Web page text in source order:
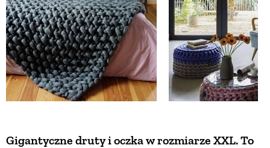
Gigantyczne druty i oczka w rozmiarze XXL. To